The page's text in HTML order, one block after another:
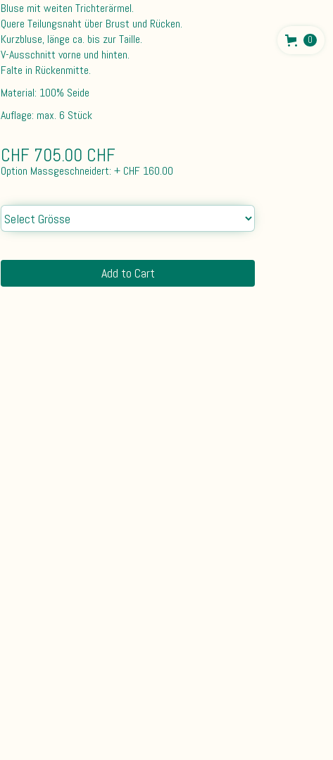
0
Bluse mit weiten Trichterärmel.
Quere Teilungsnaht über Brust und Rücken.
Kurzbluse, länge ca. bis zur Taille.
V-Ausschnitt vorne und hinten.
Falte in Rückenmitte.
Material: 100% Seide
Auflage: max. 6 Stück
CHF 705.00 CHF
Option Massgeschneidert: + CHF 160.00